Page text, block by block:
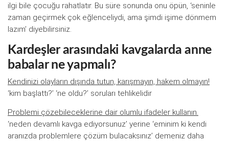
ilgi bile çocuğu rahatlatır. Bu süre sonunda onu öpün, ‘seninle
zaman geçirmek çok eğlenceliydi, ama şimdi işime dönmem
lazım’ diyebilirsiniz.
Kardeşler arasındaki kavgalarda anne
babalar ne yapmalı?
Kendinizi olayların dışında tutun, karışmayın, hakem olmayın!
‘kim başlattı?’ ‘ne oldu?’ soruları tehlikelidir
Problemi çözebileceklerine dair olumlu ifadeler kullanın.
‘neden devamlı kavga ediyorsunuz’ yerine ‘eminim ki kendi
aranızda problemlere çözüm bulacaksınız’ demeniz daha